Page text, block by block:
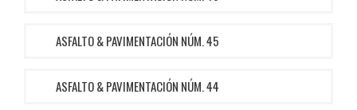
ASFALTO & PAVIMENTACIÓN NÚM. 45
ASFALTO & PAVIMENTACIÓN NÚM. 44